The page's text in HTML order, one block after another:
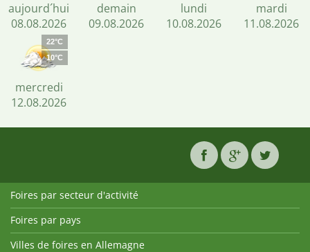
aujourd´hui
08.08.2026
demain
09.08.2026
lundi
10.08.2026
mardi
11.08.2026
22°C
10°C
mercredi
12.08.2026
Foires par secteur d'activité
Foires par pays
Villes de foires en Allemagne